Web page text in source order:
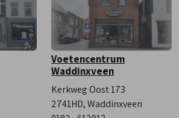
Voetencentrum
Waddinxveen
Kerkweg Oost 173
2741HD, Waddinxveen